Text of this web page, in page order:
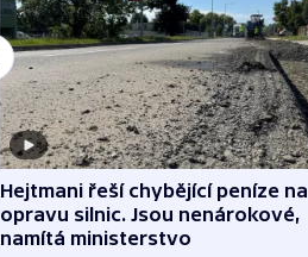
Hejtmani řeší chybějící peníze na
opravu silnic. Jsou nenárokové,
namítá ministerstvo